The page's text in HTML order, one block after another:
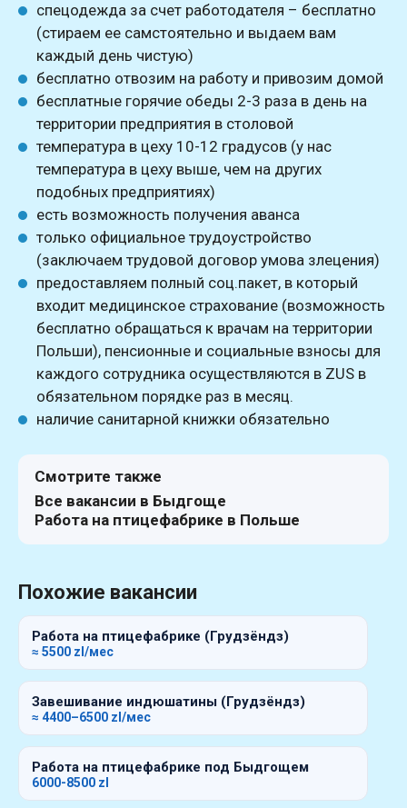
спецодежда за счет работодателя – бесплатно
(стираем ее самстоятельно и выдаем вам
каждый день чистую)
бесплатно отвозим на работу и привозим домой
бесплатные горячие обеды 2-3 раза в день на
территории предприятия в столовой
температура в цеху 10-12 градусов (у нас
температура в цеху выше, чем на других
подобных предприятиях)
есть возможность получения аванса
только официальное трудоустройство
(заключаем трудовой договор умова злецения)
предоставляем полный соц.пакет, в который
входит медицинское страхование (возможность
бесплатно обращаться к врачам на территории
Польши), пенсионные и социальные взносы для
каждого сотрудника осуществляются в ZUS в
обязательном порядке раз в месяц.
наличие санитарной книжки обязательно
Смотрите также
Все вакансии в Быдгоще
Работа на птицефабрике в Польше
Похожие вакансии
Работа на птицефабрике (Грудзёндз)
≈ 5500 zl/мес
Завешивание индюшатины (Грудзёндз)
≈ 4400–6500 zl/мес
Работа на птицефабрике под Быдгощем
6000-8500 zl